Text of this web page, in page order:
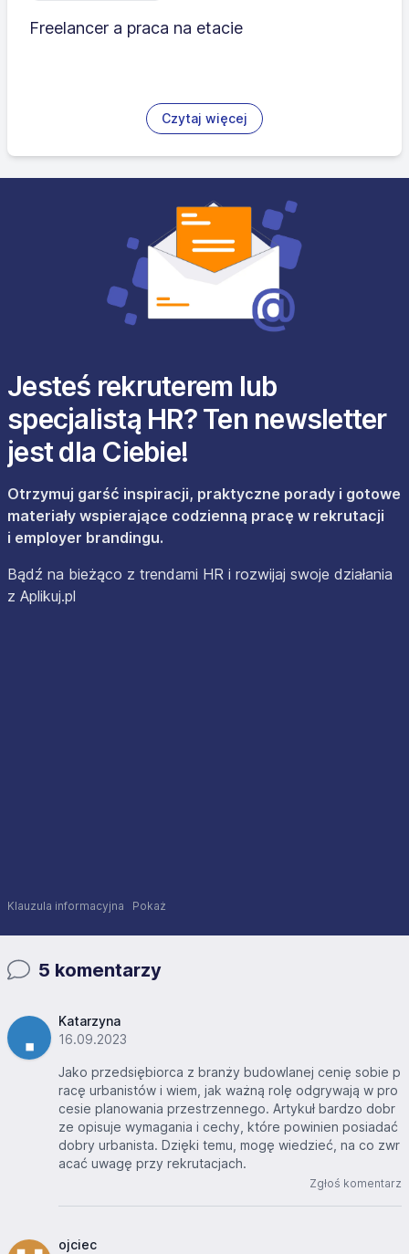
Freelancer a praca na etacie
Czytaj więcej
Jesteś rekruterem lub
specjalistą HR? Ten newsletter
jest dla Ciebie!
Otrzymuj garść inspiracji, praktyczne porady i gotowe
materiały wspierające codzienną pracę w rekrutacji
i employer brandingu.
Bądź na bieżąco z trendami HR i rozwijaj swoje działania
z Aplikuj.pl
Klauzula informacyjna Pokaż
5 komentarzy
Katarzyna
16.09.2023
Jako przedsiębiorca z branży budowlanej cenię sobie p
racę urbanistów i wiem, jak ważną rolę odgrywają w pro
cesie planowania przestrzennego. Artykuł bardzo dobr
ze opisuje wymagania i cechy, które powinien posiadać
dobry urbanista. Dzięki temu, mogę wiedzieć, na co zwr
acać uwagę przy rekrutacjach.
Zgłoś komentarz
ojciec